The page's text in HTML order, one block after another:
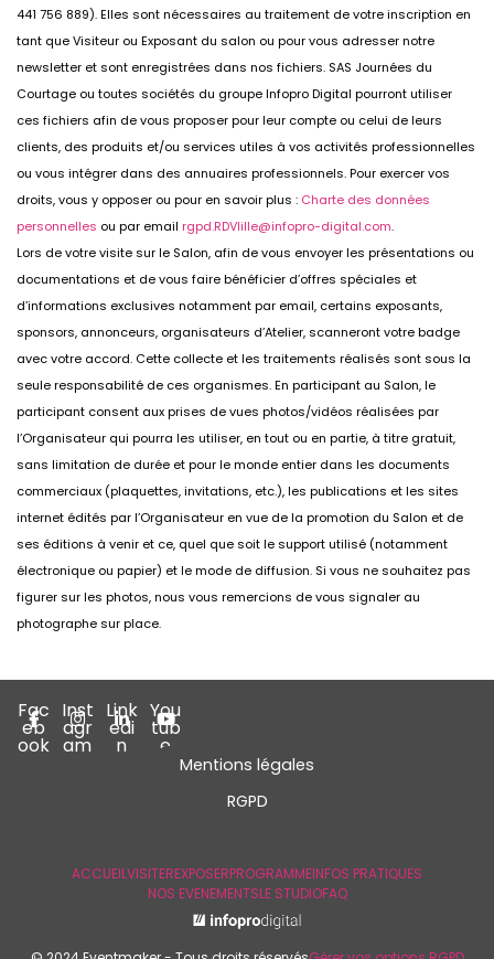
441 756 889). Elles sont nécessaires au traitement de votre inscription en
tant que Visiteur ou Exposant du salon ou pour vous adresser notre
newsletter et sont enregistrées dans nos fichiers. SAS Journées du
Courtage ou toutes sociétés du groupe Infopro Digital pourront utiliser
ces fichiers afin de vous proposer pour leur compte ou celui de leurs
clients, des produits et/ou services utiles à vos activités professionnelles
ou vous intégrer dans des annuaires professionnels. Pour exercer vos
droits, vous y opposer ou pour en savoir plus : Charte des données
personnelles ou par email rgpd.RDVlille@infopro-digital.com.
Lors de votre visite sur le Salon, afin de vous envoyer les présentations ou
documentations et de vous faire bénéficier d’offres spéciales et
d’informations exclusives notamment par email, certains exposants,
sponsors, annonceurs, organisateurs d’Atelier, scanneront votre badge
avec votre accord. Cette collecte et les traitements réalisés sont sous la
seule responsabilité de ces organismes. En participant au Salon, le
participant consent aux prises de vues photos/vidéos réalisées par
l’Organisateur qui pourra les utiliser, en tout ou en partie, à titre gratuit,
sans limitation de durée et pour le monde entier dans les documents
commerciaux (plaquettes, invitations, etc.), les publications et les sites
internet édités par l’Organisateur en vue de la promotion du Salon et de
ses éditions à venir et ce, quel que soit le support utilisé (notamment
électronique ou papier) et le mode de diffusion. Si vous ne souhaitez pas
figurer sur les photos, nous vous remercions de vous signaler au
photographe sur place.
Fac
eb
ook
Inst
agr
am
Link
edi
n
You
tub
e
Mentions légales
RGPD
ACCUEILVISITEREXPOSERPROGRAMMEINFOS PRATIQUES
NOS EVENEMENTSLE STUDIOFAQ